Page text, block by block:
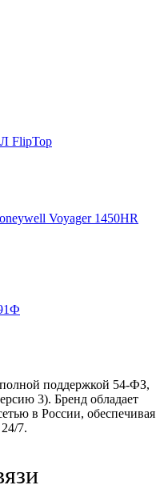
FlipTop
Voyager 1450HR
поддержкой 54-ФЗ,
3). Бренд обладает
в России, обеспечивая
7.